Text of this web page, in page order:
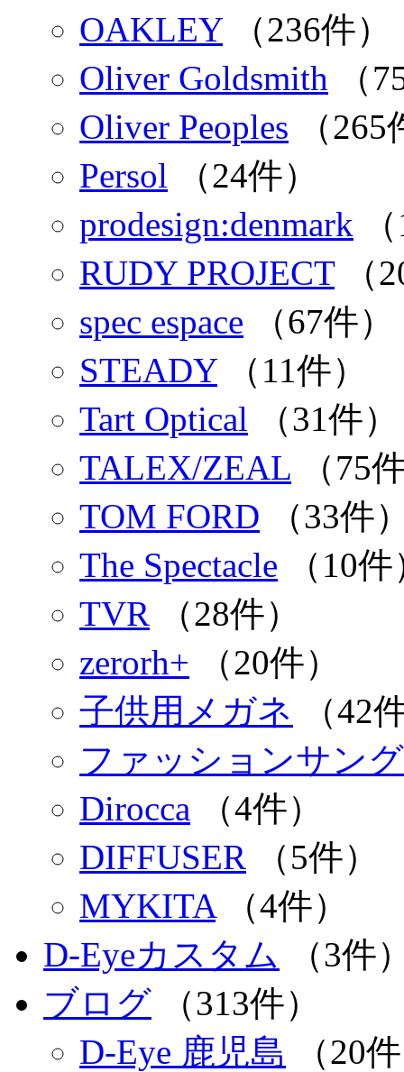
OAKLEY（236件）
Oliver Goldsmith （
Oliver Peoples （265
Persol （24件）
prodesign:denmark
RUDY PROJECT（
spec espace （67件）
STEADY（11件）
Tart Optical （31件）
TALEX/ZEAL （75
TOM FORD （33件
The Spectacle （10
TVR （28件）
zerorh+ （20件）
子供用メガネ
（42
ファッションサン
Dirocca （4件）
DIFFUSER （5件）
MYKITA（4件）
D-Eyeカスタム （3件
ブログ （313件）
D-Eye 鹿児島 （20